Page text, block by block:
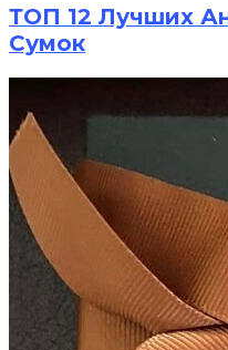
ТОП 12 Лучших
Сумок